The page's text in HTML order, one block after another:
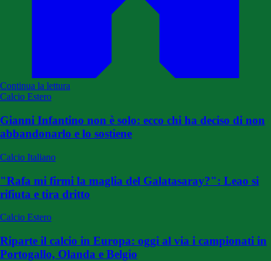
Continua la lettura
Calcio Estero
Gianni Infantino non è solo: ecco chi ha deciso di non
abbandonarlo e lo sostiene
Calcio Italiano
"Rafa mi firmi la maglia del Galatasaray?": Leao si
rifiuta e tira dritto
Calcio Estero
Riparte il calcio in Europa: oggi al via i campionati in
Portogallo, Olanda e Belgio